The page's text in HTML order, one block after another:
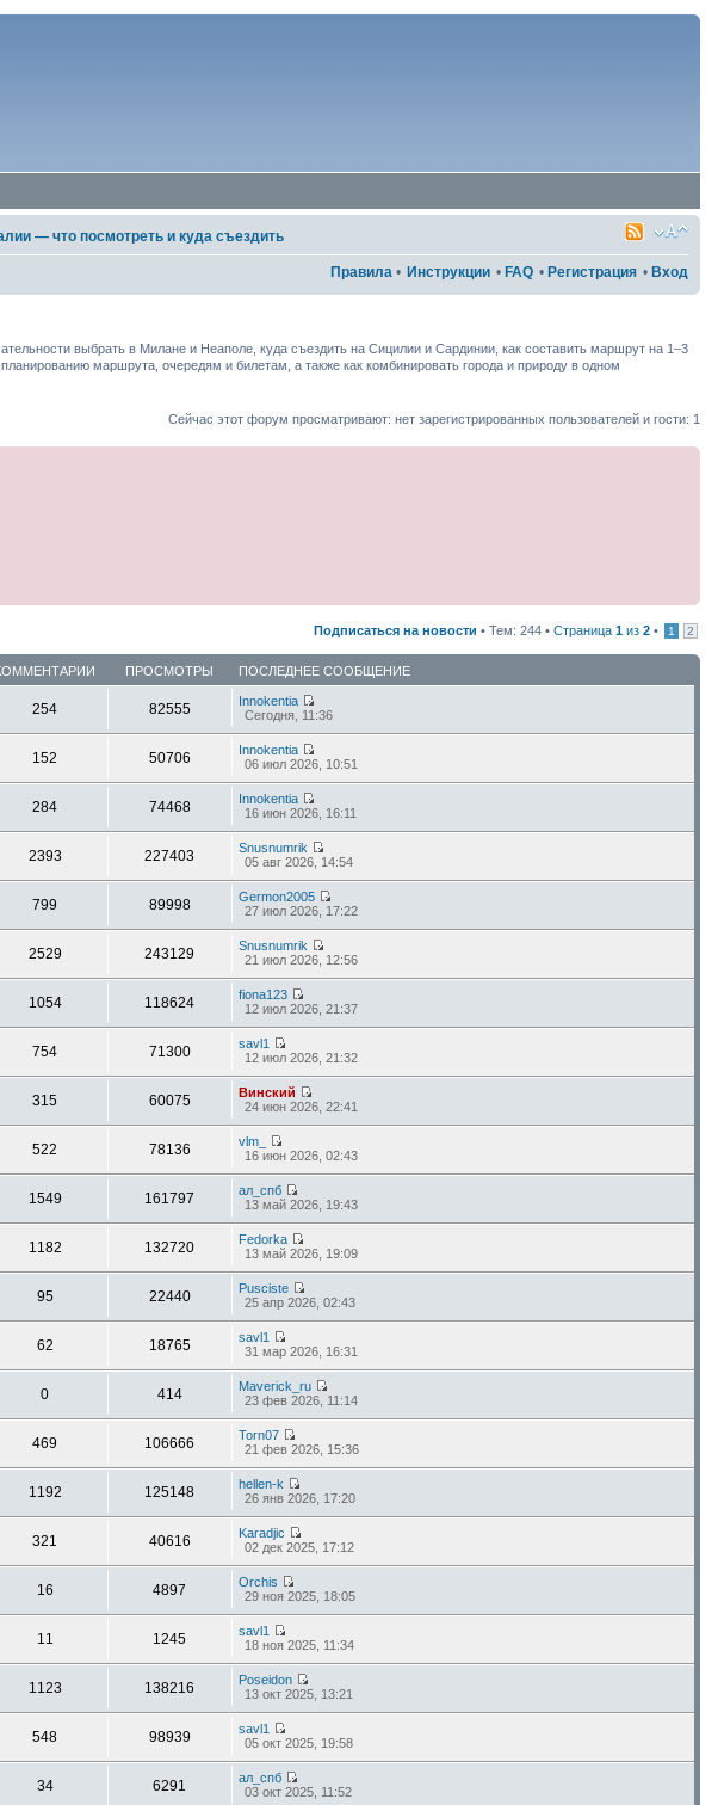
— что посмотреть и куда съездить
Правила • Инструкции • FAQ • Регистрация • Вход
выбрать в Милане и Неаполе, куда съездить на Сицилии и Сардинии, как составить маршрут на 1–3
маршрута, очередям и билетам, а также как комбинировать города и природу в одном
Сейчас этот форум просматривают: нет зарегистрированных пользователей и гости: 1
Подписаться на новости • Тем: 244 • Страница 1 из 2 • 1 2
ПРОСМОТРЫ ПОСЛЕДНЕЕ СООБЩЕНИЕ
254 82555
Innokentia
Сегодня, 11:36
152 50706
Innokentia
06 июл 2026, 10:51
284 74468
Innokentia
16 июн 2026, 16:11
2393 227403
Snusnumrik
05 авг 2026, 14:54
799 89998
Germon2005
27 июл 2026, 17:22
2529 243129
Snusnumrik
21 июл 2026, 12:56
1054 118624
fiona123
12 июл 2026, 21:37
754 71300
savl1
12 июл 2026, 21:32
315 60075
Винский
24 июн 2026, 22:41
522 78136
vlm_
16 июн 2026, 02:43
1549 161797
ал_спб
13 май 2026, 19:43
1182 132720
Fedorka
13 май 2026, 19:09
95 22440
Pusciste
25 апр 2026, 02:43
62 18765
savl1
31 мар 2026, 16:31
0 414
Maverick_ru
23 фев 2026, 11:14
469 106666
Torn07
21 фев 2026, 15:36
1192 125148
hellen-k
26 янв 2026, 17:20
321 40616
Karadjic
02 дек 2025, 17:12
16 4897
Orchis
29 ноя 2025, 18:05
11 1245
savl1
18 ноя 2025, 11:34
1123 138216
Poseidon
13 окт 2025, 13:21
548 98939
savl1
05 окт 2025, 19:58
34 6291
ал_спб
03 окт 2025, 11:52